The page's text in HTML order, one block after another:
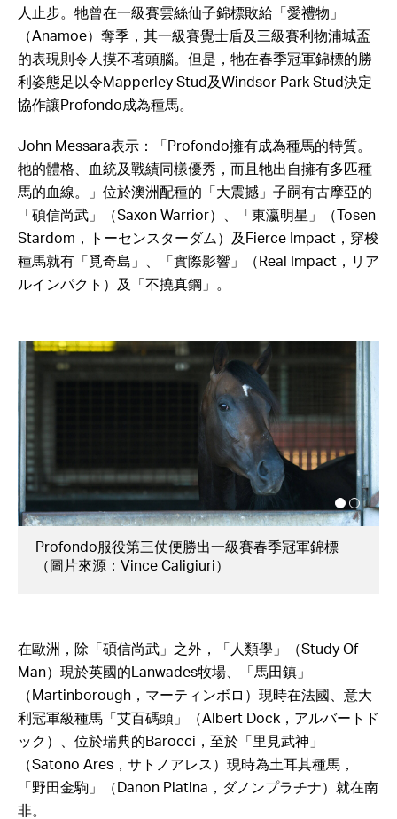
這場一級賽勝利能顯示馬兒的實力，但其後在成績上周行
人止步。牠曾在一級賽雲絲仙子錦標敗給「愛禮物」
（Anamoe）奪季，其一級賽覺士盾及三級賽利物浦城盃
的表現則令人摸不著頭腦。但是，牠在春季冠軍錦標的勝
利姿態足以令Mapperley Stud及Windsor Park Stud決定
John Messara表示：「Profondo擁有成為種馬的特質。
牠的體格、血統及戰績同樣優秀，而且牠出自擁有多匹種
馬的血線。」位於澳洲配種的「大震撼」子嗣有古摩亞的
「碩信尚武」（Saxon Warrior）、「東瀛明星」（Tosen
Stardom，トーセンスターダム）及Fierce Impact，穿梭
種馬就有「覓奇島」、「實際影響」（Real Impact，リア
「覓奇島」勝出一級賽一哩冠軍賽（圖片來源：
在歐洲，除「碩信尚武」之外，「人類學」（Study Of
Man）現於英國的Lanwades牧場、「馬田鎮」
（Martinborough，マーティンボロ）現時在法國、意大
利冠軍級種馬「艾百碼頭」（Albert Dock，アルバートド
ック）、位於瑞典的Barocci，至於「里見武神」
（Satono Ares，サトノアレス）現時為土耳其種馬，
「野田金駒」（Danon Platina，ダノンプラチナ）就在南